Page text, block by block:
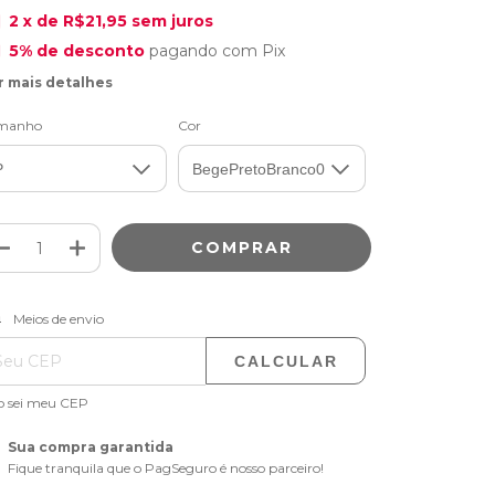
2 x de R$21,95 sem juros
5% de descontopagando com Pix
mais detalhes
Cor
para o CEP:
Meios de envio
CALCULAR
sei meu CEP
Sua compra garantida
Fique tranquila que o PagSeguro é nosso parceiro!